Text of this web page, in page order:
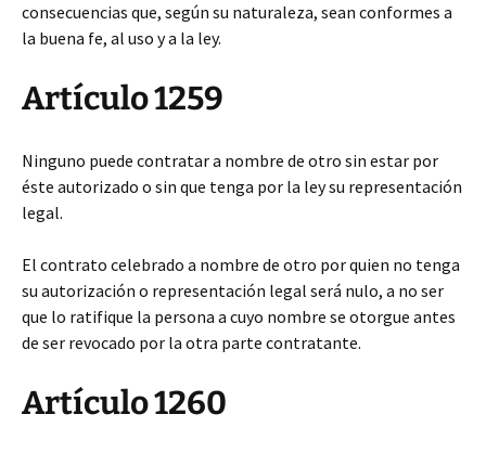
consecuencias que, según su naturaleza, sean conformes a
la buena fe, al uso y a la ley.
Artículo 1259
Ninguno puede contratar a nombre de otro sin estar por
éste autorizado o sin que tenga por la ley su representación
legal.
El contrato celebrado a nombre de otro por quien no tenga
su autorización o representación legal será nulo, a no ser
que lo ratifique la persona a cuyo nombre se otorgue antes
de ser revocado por la otra parte contratante.
Artículo 1260